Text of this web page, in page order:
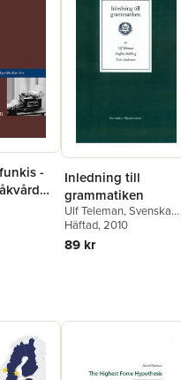
-
Inledning till
grammatiken
Ulf Teleman,Svenska
Akademien,Erik
Andersson
Hellberg
Häftad, 2010
89 kr